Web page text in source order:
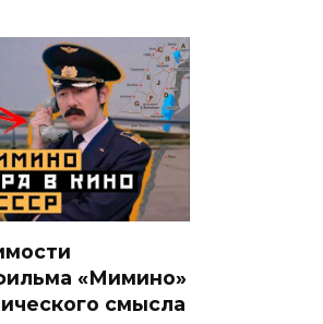
«Мимино»
смысла